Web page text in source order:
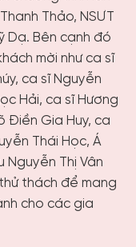
Thảo, NSƯT
Dạ. Bên cạnh đó
mời như ca sĩ
ca sĩ Nguyễn
Hải, ca sĩ Hương
Điền Gia Huy, ca
Thái Học, Á
Nguyễn Thị Vân
thách để mang
cho các gia